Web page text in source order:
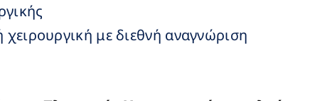
χειρουργική με διεθνή αναγνώριση